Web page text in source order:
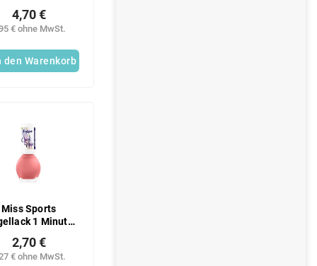
5DaysStay
Nr. 09
€ ohne MwSt.
4,70 €
den Warenkorb
Miss Sports
1 Minute
€ ohne MwSt.
2,70 €